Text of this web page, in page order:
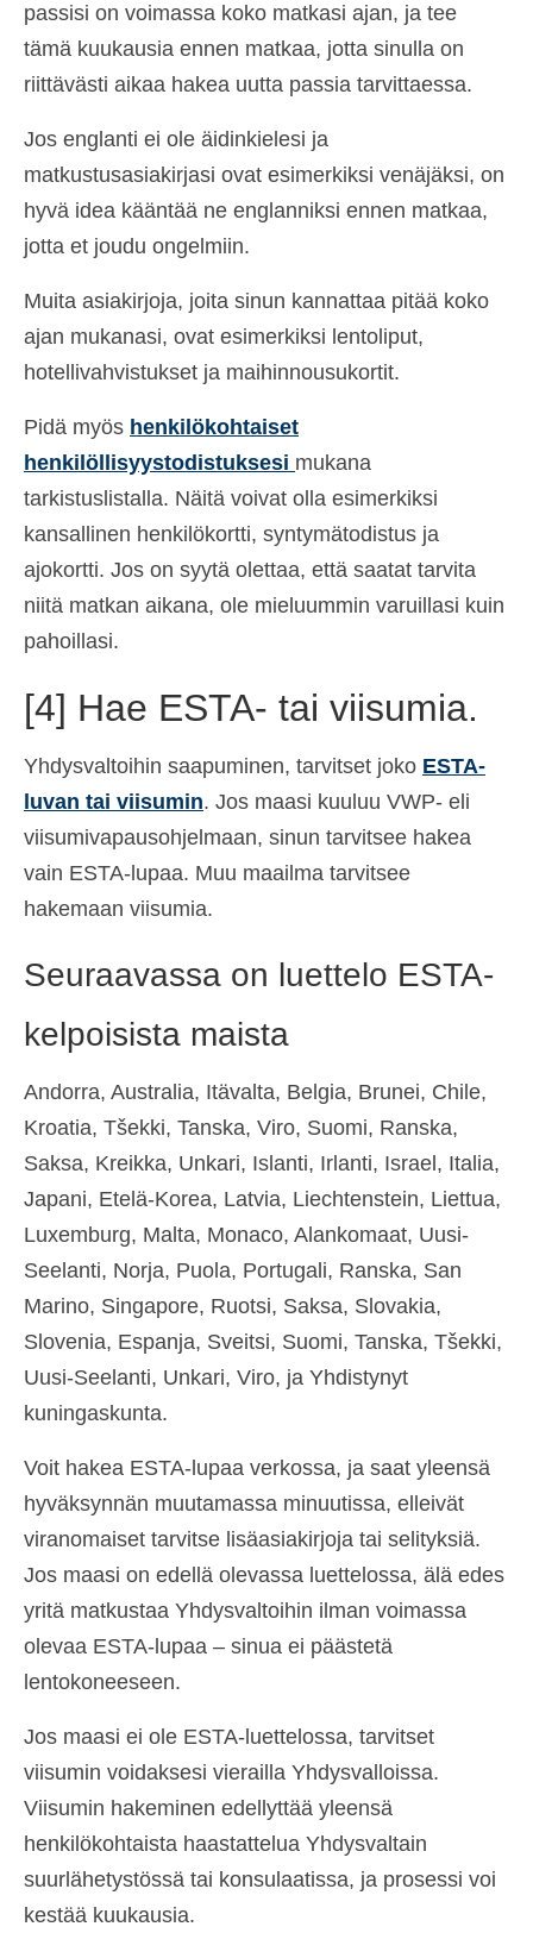
passisi on voimassa koko matkasi ajan, ja tee
tämä kuukausia ennen matkaa, jotta sinulla on
riittävästi aikaa hakea uutta passia tarvittaessa.
Jos englanti ei ole äidinkielesi ja
matkustusasiakirjasi ovat esimerkiksi venäjäksi, on
hyvä idea kääntää ne englanniksi ennen matkaa,
jotta et joudu ongelmiin.
Muita asiakirjoja, joita sinun kannattaa pitää koko
ajan mukanasi, ovat esimerkiksi lentoliput,
hotellivahvistukset ja maihinnousukortit.
Pidä myös henkilökohtaiset
henkilöllisyystodistuksesi mukana
tarkistuslistalla. Näitä voivat olla esimerkiksi
kansallinen henkilökortti, syntymätodistus ja
ajokortti. Jos on syytä olettaa, että saatat tarvita
niitä matkan aikana, ole mieluummin varuillasi kuin
pahoillasi.
[4] Hae ESTA- tai viisumia.
Yhdysvaltoihin saapuminen, tarvitset joko ESTA-
luvan tai viisumin. Jos maasi kuuluu VWP- eli
viisumivapausohjelmaan, sinun tarvitsee hakea
vain ESTA-lupaa. Muu maailma tarvitsee
hakemaan viisumia.
Seuraavassa on luettelo ESTA-
kelpoisista maista
Andorra, Australia, Itävalta, Belgia, Brunei, Chile,
Kroatia, Tšekki, Tanska, Viro, Suomi, Ranska,
Saksa, Kreikka, Unkari, Islanti, Irlanti, Israel, Italia,
Japani, Etelä-Korea, Latvia, Liechtenstein, Liettua,
Luxemburg, Malta, Monaco, Alankomaat, Uusi-
Seelanti, Norja, Puola, Portugali, Ranska, San
Marino, Singapore, Ruotsi, Saksa, Slovakia,
Slovenia, Espanja, Sveitsi, Suomi, Tanska, Tšekki,
Uusi-Seelanti, Unkari, Viro, ja Yhdistynyt
kuningaskunta.
Voit hakea ESTA-lupaa verkossa, ja saat yleensä
hyväksynnän muutamassa minuutissa, elleivät
viranomaiset tarvitse lisäasiakirjoja tai selityksiä.
Jos maasi on edellä olevassa luettelossa, älä edes
yritä matkustaa Yhdysvaltoihin ilman voimassa
olevaa ESTA-lupaa – sinua ei päästetä
lentokoneeseen.
Jos maasi ei ole ESTA-luettelossa, tarvitset
viisumin voidaksesi vierailla Yhdysvalloissa.
Viisumin hakeminen edellyttää yleensä
henkilökohtaista haastattelua Yhdysvaltain
suurlähetystössä tai konsulaatissa, ja prosessi voi
kestää kuukausia.